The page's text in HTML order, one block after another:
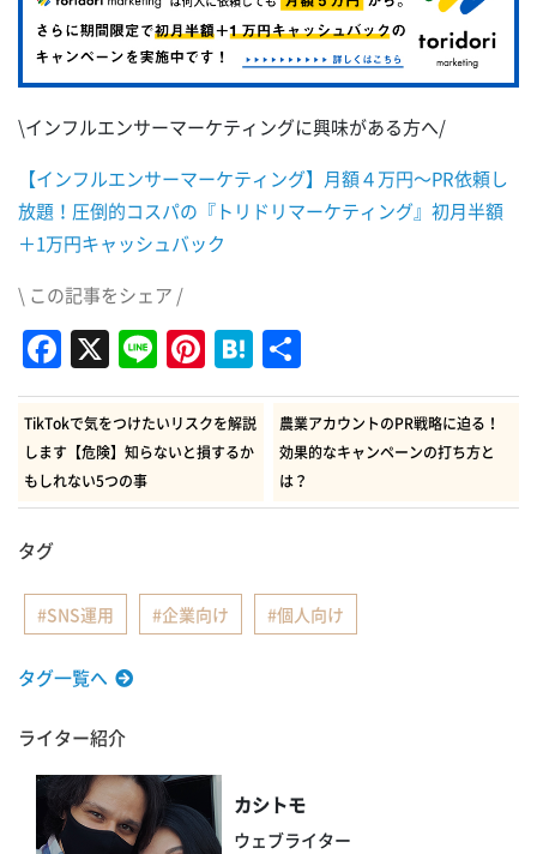
\インフルエンサーマーケティングに興味がある方へ/
【インフルエンサーマーケティング】月額４万円～PR依頼し
放題！圧倒的コスパの『トリドリマーケティング』初月半額
＋1万円キャッシュバック
\ この記事をシェア /
Facebook
X LinePinterest
Hatena
有
TikTokで気をつけたいリスクを解説
します【危険】知らないと損するか
もしれない5つの事
農業アカウントのPR戦略に迫る！
効果的なキャンペーンの打ち方と
は？
タグ
SNS運用 企業向け 個人向け
タグ一覧へ
ライター紹介
カシトモ
ウェブライター